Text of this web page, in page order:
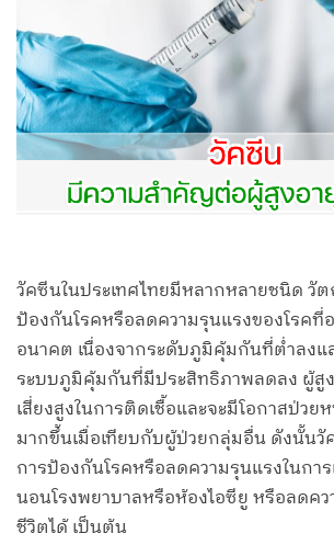
วัคซีนในประเทศไทยมีหลากหลายชนิด วั
ป้องกันโรคหรือลดความรุนแรงของโรคที่
อนาคต เนื่องจากระดับภูมิคุ้มกันที่ต่ำลงแ
ระบบภูมิคุ้มกันที่มีประสิทธิภาพลดลง ผู้สู
เสี่ยงสูงในการติดเชื้อและจะมีโอกาสป่วย
มากขึ้นเมื่อเทียบกับผู้ป่วยกลุ่มอื่น ดังนั้น
การป้องกันโรคหรือลดความรุนแรงในกา
นอนโรงพยาบาลหรือห้องไอซียู หรือลดคว
ชีวิตได้ เป็นต้น